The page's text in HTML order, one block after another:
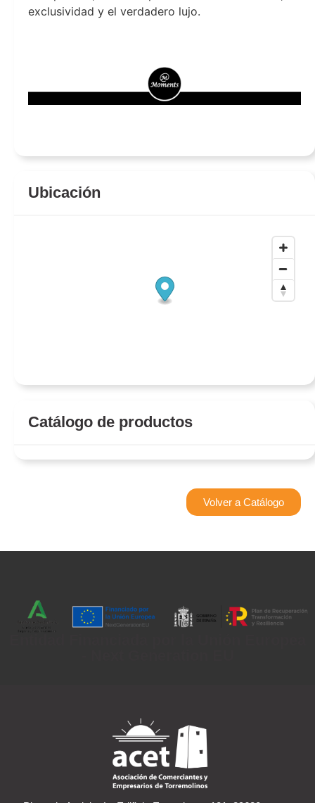
exclusividad y el verdadero lujo.
Ubicación
Catálogo de productos
Volver a Catálogo